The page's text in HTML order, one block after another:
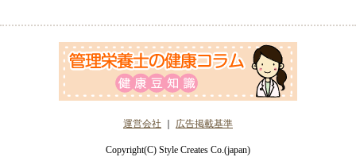
運営会社 広告掲載基準
Copyright(C) Style Creates Co.(japan)